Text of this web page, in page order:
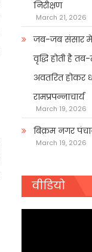
निरीक्षण
March 21, 2026
जब-जब संसार में
वृद्धि होती है
अवतरित होकर
रामप्रपन्नाचार्य
March 19, 2026
बिक्रम नगर
March 19, 2026
वीडियो